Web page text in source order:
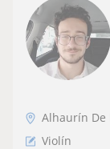
Alhaurín De
Violín